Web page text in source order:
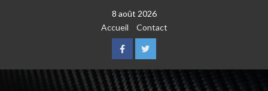
8 août 2026
Accueil
Contact
FacebookTwitter